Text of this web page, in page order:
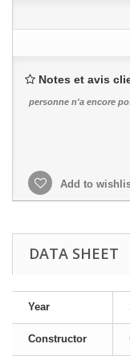
Notes et avis
personne n'a encore
Add to
DATA SHEET
Year
Constructor